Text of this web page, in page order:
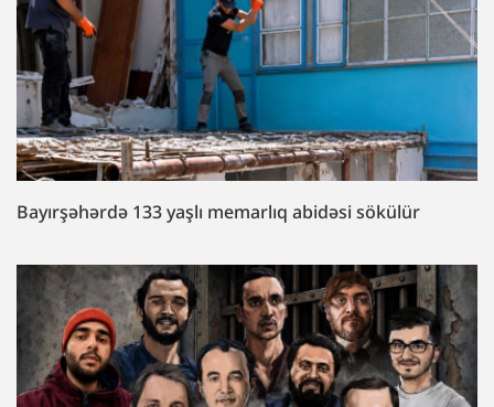
Bayırşəhərdə 133 yaşlı memarlıq abidəsi sökülür